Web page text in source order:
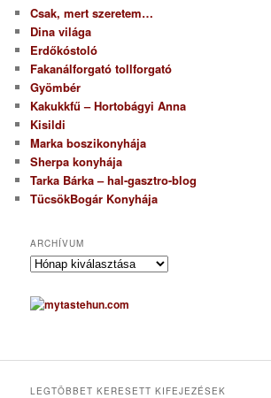
Csak, mert szeretem…
Dina világa
Erdőkóstoló
Fakanálforgató tollforgató
Gyömbér
Kakukkfű – Hortobágyi Anna
Kisildi
Marka boszikonyhája
Sherpa konyhája
Tarka Bárka – hal-gasztro-blog
TücsökBogár Konyhája
ARCHÍVUM
A
c
h
u
LEGTÖBBET KERESETT KIFEJEZÉSEK